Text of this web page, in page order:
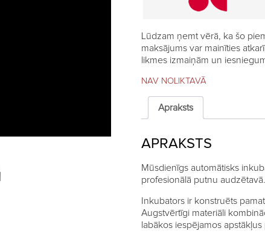
Lūdzam ņemt vērā, ka šo
maksājums var mainīties
likmes izmaiņām un
NAV NOLIKTAVĀ
Apraksts
APRAKSTS
Mūsdienīgs automātisks
profesionālā putnu audzētavā.
Inkubators ir konstruēts
Augstvērtīgi materiāli
labākos iespējamos